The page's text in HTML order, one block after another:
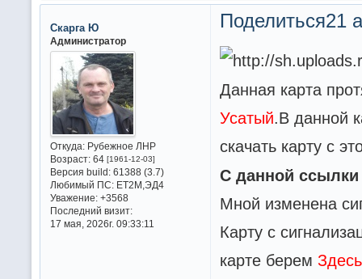
Поделиться21
Скарга Ю
Администратор
Откуда:Рубежное ЛНР
Возраст:64 [1961-12-03]
Версия build:61388 (3.7)
Любимый ПС:ET2M,ЭД4
Уважение: +3568
Последний визит:
17 мая, 2026г. 09:33:11
Данная карта
Усатый.В данной
скачать карту с
С данной
Мной изменена
Карту с
карте беремЗдесь